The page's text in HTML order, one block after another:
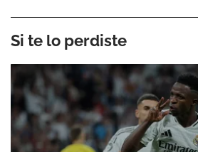
Si te lo perdiste